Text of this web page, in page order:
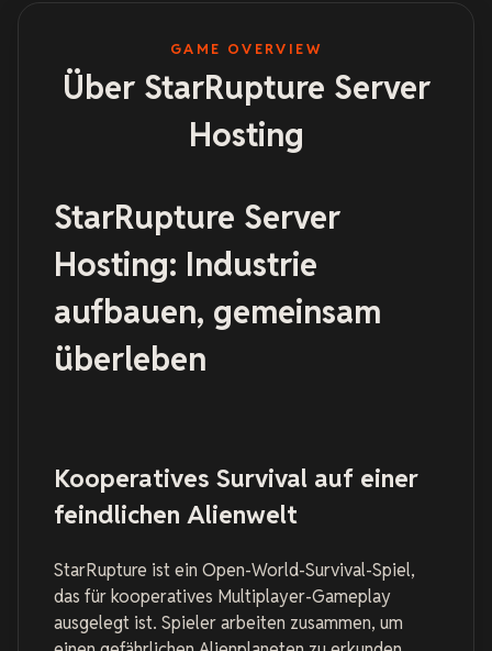
GAME OVERVIEW
Über StarRupture Server
Hosting
StarRupture Server
Hosting: Industrie
aufbauen, gemeinsam
überleben
Kooperatives Survival auf einer
feindlichen Alienwelt
StarRupture ist ein Open-World-Survival-Spiel,
das für kooperatives Multiplayer-Gameplay
ausgelegt ist. Spieler arbeiten zusammen, um